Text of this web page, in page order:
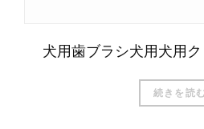
犬用歯ブラシ犬用犬用
続きを読